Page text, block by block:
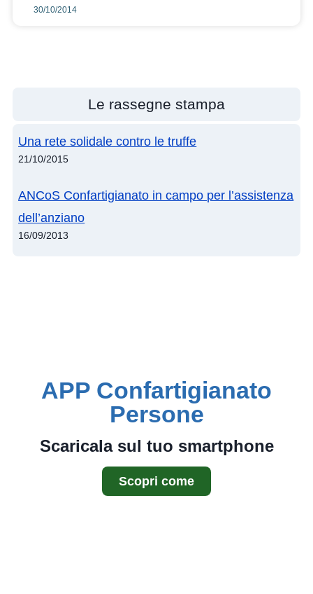
30/10/2014
Le rassegne stampa
Una rete solidale contro le truffe
21/10/2015
ANCoS Confartigianato in campo per l’assistenza
dell’anziano
16/09/2013
APP Confartigianato
Persone
Scaricala sul tuo smartphone
Scopri come